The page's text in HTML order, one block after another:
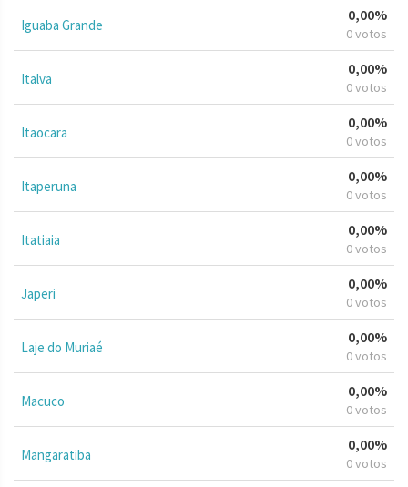
Iguaba Grande
0,00%
0 votos
Italva
0,00%
0 votos
Itaocara
0,00%
0 votos
Itaperuna
0,00%
0 votos
Itatiaia
0,00%
0 votos
Japeri
0,00%
0 votos
Laje do Muriaé
0,00%
0 votos
Macuco
0,00%
0 votos
Mangaratiba
0,00%
0 votos